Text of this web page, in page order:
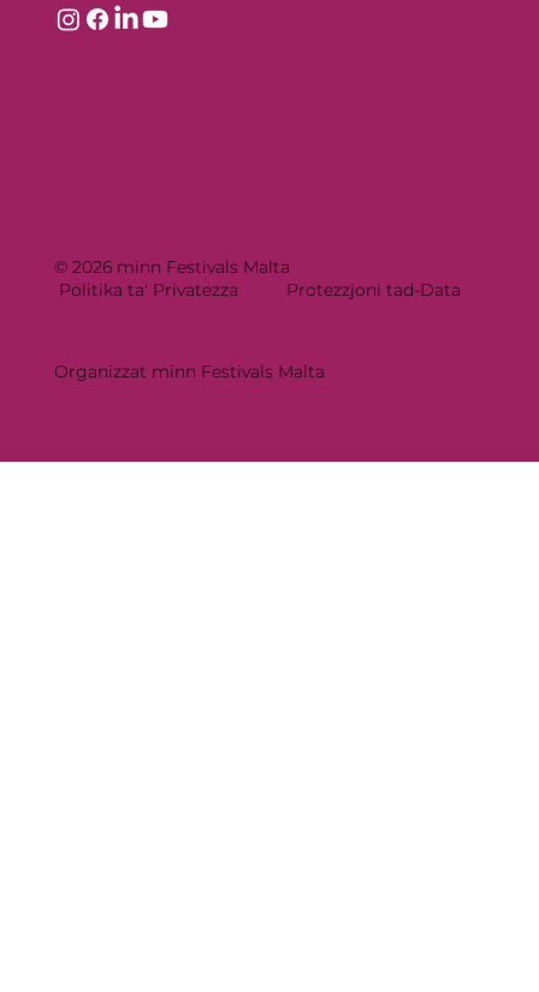
© 2026 minn Festivals Malta
Politika ta' Privatezza
Protezzjoni tad-Data
Organizzat minn Festivals Malta